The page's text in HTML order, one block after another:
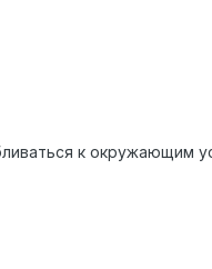
к окружающим